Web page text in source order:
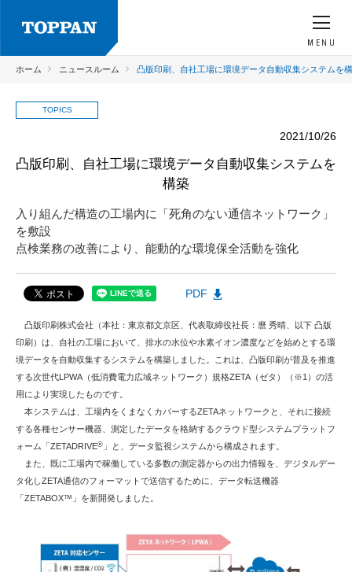
MENU
ホーム ニュースルーム 凸版印刷、自社工場に環境データ自動収集システムを
TOPICS
2021/10/26
凸版印刷、自社工場に環境データ自動収集システムを
構築
入り組んだ構造の工場内に「死角のない通信ネットワーク」
を敷設
点検業務の改善により、能動的な環境保全活動を強化
PDF
凸版印刷株式会社（本社：東京都文京区、代表取締役社長：麿 秀晴、以下 凸版
印刷）は、自社の工場において、排水の水位や水素イオン濃度などを始めとする環
境データを自動収集するシステムを構築しました。これは、凸版印刷が普及を推進
する次世代LPWA（低消費電力広域ネットワーク）規格ZETA（ゼタ）（※1）の活
用により実現したものです。
本システムは、工場内をくまなくカバーするZETAネットワークと、それに接続
する各種センサー機器、測定したデータを格納するクラウド型システムプラットフ
ォーム「ZETADRIVE® 」と、データ監視システムから構成されます。
また、既に工場内で稼働している多数の測定器からの出力情報を、デジタルデー
タ化しZETA通信のフォーマットで送信するために、データ転送機器
「ZETABOX™」を新開発しました。